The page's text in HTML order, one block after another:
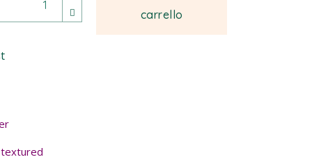
carrello
textured